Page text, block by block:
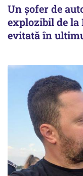
Un șofer de
explozibil de la
evitată în